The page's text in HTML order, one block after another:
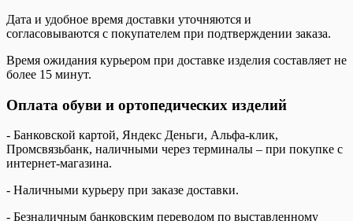
Дата и удобное время доставки уточняются и
согласовываются с покупателем при подтверждении заказа.
Время ожидания курьером при доставке изделия составляет не
более 15 минут.
Оплата обуви и ортопедических изделий
- Банковской картой, Яндекс Деньги, Альфа-клик,
Промсвязьбанк, наличными через терминалы – при покупке с
интернет-магазина.
- Наличными курьеру при заказе доставки.
- Безналичным банковским переводом по выставленному